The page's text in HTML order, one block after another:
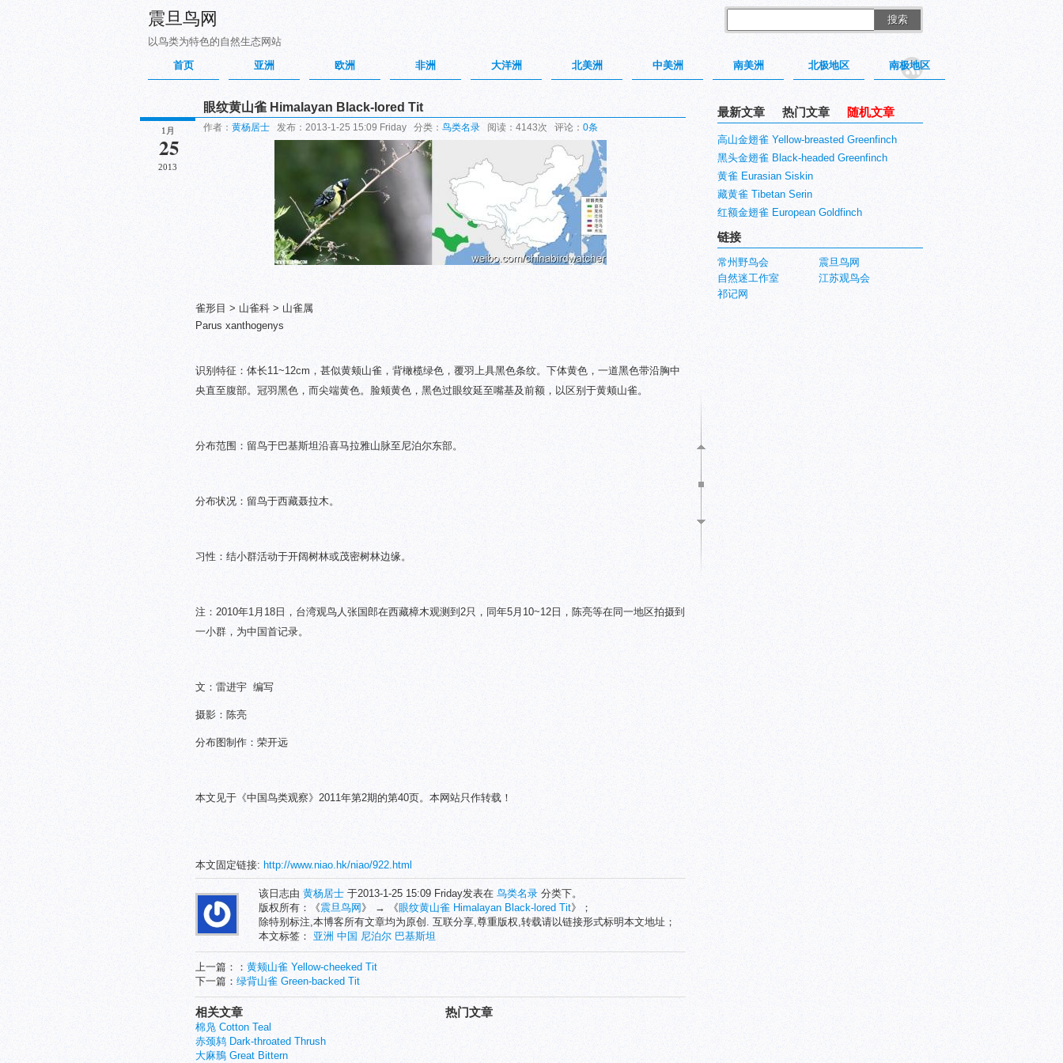
震旦鸟网
以鸟类为特色的自然生态网站
搜索
首页 亚洲 欧洲 非洲 大洋洲 北美洲 中美洲 南美洲 北极地区 南极地区
1月
25
2013
眼纹黄山雀 Himalayan Black-lored Tit
作者： 黄杨居士 发布：2013-1-25 15:09 Friday 分类： 鸟类名录 阅读：4143次 评论： 0条
雀形目 > 山雀科 > 山雀属
Parus xanthogenys
识别特征：体长11~12cm，甚似黄颊山雀，背橄榄绿色，覆羽上具黑色条纹。下体黄色，一道黑色带沿胸中
央直至腹部。冠羽黑色，而尖端黄色。脸颊黄色，黑色过眼纹延至嘴基及前额，以区别于黄颊山雀。
分布范围：留鸟于巴基斯坦沿喜马拉雅山脉至尼泊尔东部。
分布状况：留鸟于西藏聂拉木。
习性：结小群活动于开阔树林或茂密树林边缘。
注：2010年1月18日，台湾观鸟人张国郎在西藏樟木观测到2只，同年5月10~12日，陈亮等在同一地区拍摄到
一小群，为中国首记录。
文：雷进宇 编写
摄影：陈亮
分布图制作：荣开远
本文见于《中国鸟类观察》2011年第2期的第40页。本网站只作转载！
本文固定链接: http://www.niao.hk/niao/922.html
该日志由 黄杨居士 于2013-1-25 15:09 Friday发表在 鸟类名录 分类下。
版权所有：《震旦鸟网 》 → 《眼纹黄山雀 Himalayan Black-lored Tit》；
除特别标注,本博客所有文章均为原创. 互联分享,尊重版权,转载请以链接形式标明本文地址；
本文标签： 亚洲 中国 尼泊尔 巴基斯坦
上一篇：： 黄颊山雀 Yellow-cheeked Tit
下一篇： 绿背山雀 Green-backed Tit
热门文章
相关文章
棉凫 Cotton Teal
赤颈鸫 Dark-throated Thrush
大麻鳽 Great Bittern
最新文章 热门文章 随机文章
高山金翅雀 Yellow-breasted Greenfinch
黑头金翅雀 Black-headed Greenfinch
黄雀 Eurasian Siskin
藏黄雀 Tibetan Serin
红额金翅雀 European Goldfinch
链接
常州野鸟会
震旦鸟网
自然迷工作室
江苏观鸟会
祁记网